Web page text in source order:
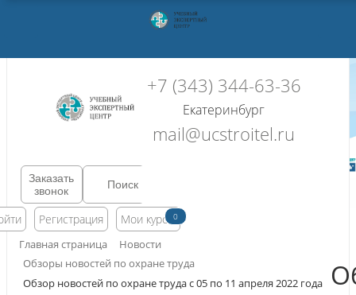
+7 (343) 344-63-36
Екатеринбург
mail@ucstroitel.ru
Заказать
звонок
Регистрация Мои курсы0
Главная страница
Новости
Обзоры новостей по охране труда
Обзор новостей по охране труда с 05 по 11 апреля 2022 года